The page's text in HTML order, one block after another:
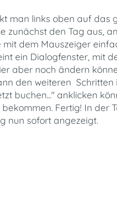
man links oben auf das
zunächst den Tag aus,
mit dem Mauszeiger
ein Dialogfenster, mit
aber noch ändern
den weiteren Schritten
buchen..." anklicken
Fertig! In der
nun sofort angezeigt.